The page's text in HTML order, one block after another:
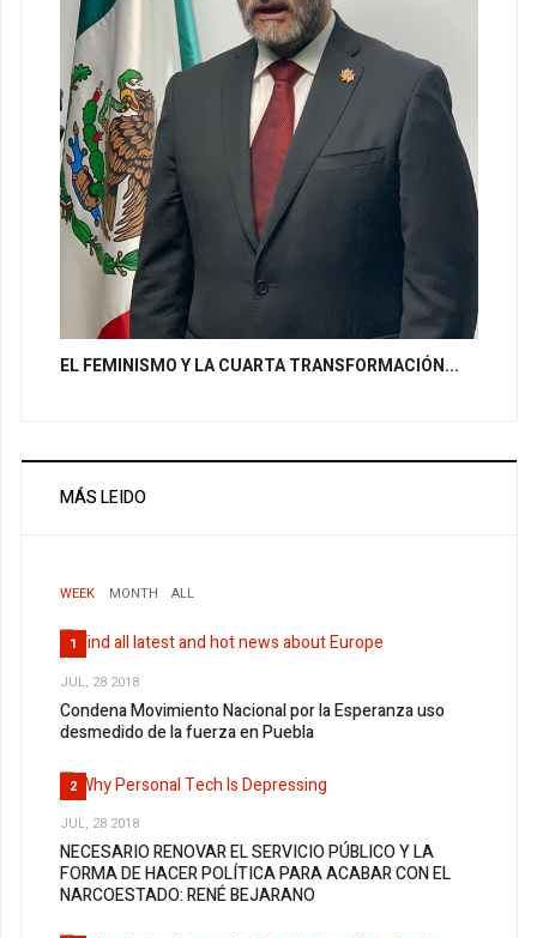
EL FEMINISMO Y LA CUARTA TRANSFORMACIÓN...
MÁS LEIDO
WEEK MONTH ALL
1
JUL, 28 2018
Condena Movimiento Nacional por la Esperanza uso
desmedido de la fuerza en Puebla
2
JUL, 28 2018
NECESARIO RENOVAR EL SERVICIO PÚBLICO Y LA
FORMA DE HACER POLÍTICA PARA ACABAR CON EL
NARCOESTADO: RENÉ BEJARANO